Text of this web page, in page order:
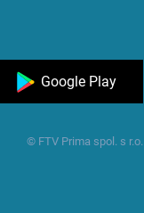
Google Play
© FTV Prima spol. s r.o.